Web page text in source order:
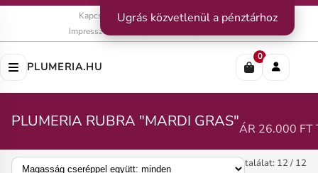
Kapcsolat |Szállítás|Fizetési módok
Impresszum
PLUMERIA.HU
0
PLUMERIA RUBRA "MARDI GRAS"ÁR 26.000 FT
találat: 12 / 12
Ugrás közvetlenül a pénztárhoz